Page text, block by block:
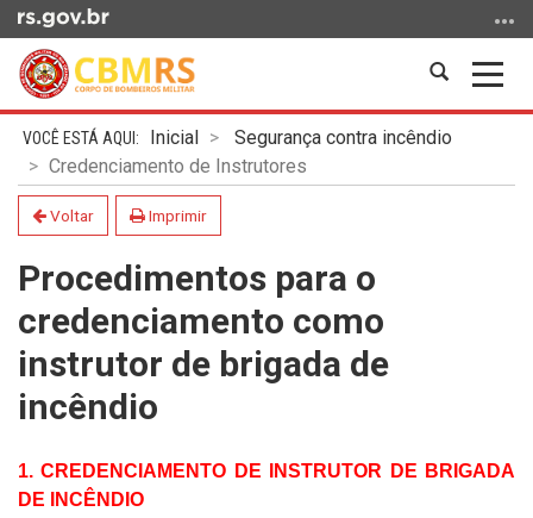
para
conteúdo
menu
para
busca
Abrir
busca
Início
conteúdo
Inicial
Segurança contra incêndio
Credenciamento de Instrutores
Voltar Imprimir
Procedimentos para o
credenciamento como
instrutor de brigada de
incêndio
1. CREDENCIAMENTO DE INSTRUTOR DE BRIGADA
DE INCÊNDIO